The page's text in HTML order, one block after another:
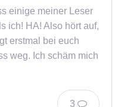
einige meiner Leser
ich! HA! Also hört auf,
erstmal bei euch
weg. Ich schäm mich
3